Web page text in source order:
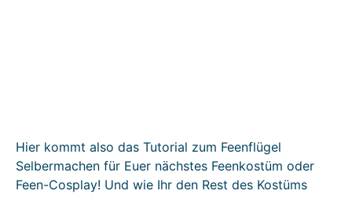
Hier kommt also das Tutorial zum Feenflügel
Selbermachen für Euer nächstes Feenkostüm oder
Feen-Cosplay! Und wie Ihr den Rest des Kostüms